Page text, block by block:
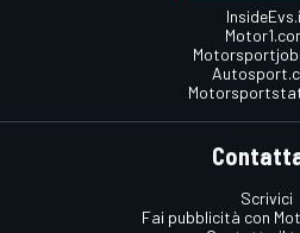
Scrivici
Fai pubblicità con